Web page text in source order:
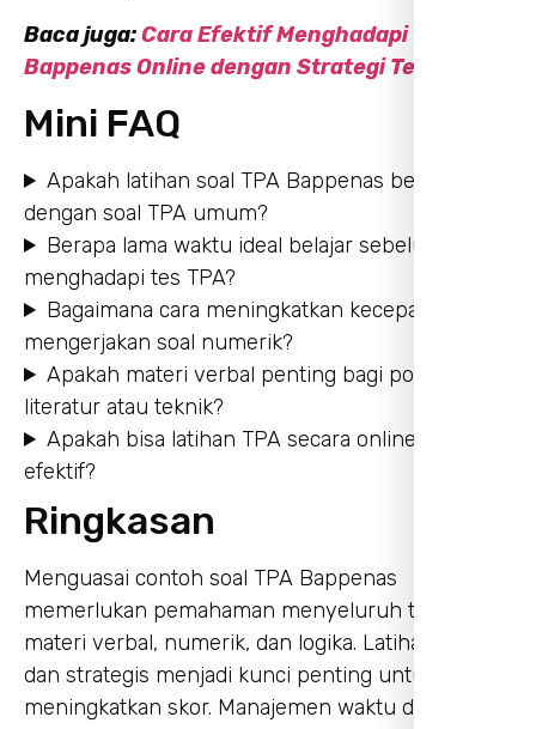
Baca juga:Cara Efektif Menghadapi Tes TPA
Bappenas Online dengan Strategi Tepat
Mini FAQ
Apakah latihan soal TPA Bappenas berbeda
dengan soal TPA umum?
Berapa lama waktu ideal belajar sebelum
menghadapi tes TPA?
Bagaimana cara meningkatkan kecepatan saat
mengerjakan soal numerik?
Apakah materi verbal penting bagi posisi non-
literatur atau teknik?
Apakah bisa latihan TPA secara online cukup
efektif?
Ringkasan
Menguasai contoh soal TPA Bappenas
memerlukan pemahaman menyeluruh terhadap
materi verbal, numerik, dan logika. Latihan rutin
dan strategis menjadi kunci penting untuk
meningkatkan skor. Manajemen waktu dan